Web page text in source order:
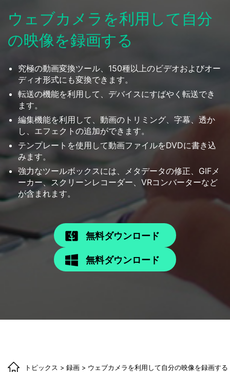
ウェブカメラを利用して自分
の映像を録画する
究極の動画変換ツール、150種以上のビデオおよびオー
ディオ形式にも変換できます。
転送の機能を利用して、デバイスにすばやく転送でき
ます。
編集機能を利用して、動画のトリミング、字幕、透か
し、エフェクトの追加ができます。
テンプレートを使用して動画ファイルをDVDに書き込
みます。
強力なツールボックスには、メタデータの修正、GIFメ
ーカー、スクリーンレコーダー、VRコンバーターなど
が含まれます。
無料ダウンロード
無料ダウンロード
トピックス > 録画 > ウェブカメラを利用して自分の映像を録画する